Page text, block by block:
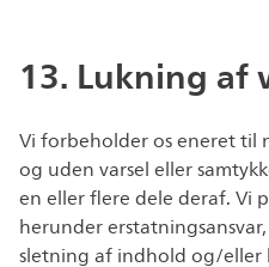
13. Lukning af
Vi forbeholder os eneret til
og uden varsel eller
en eller flere dele deraf. Vi
herunder
sletning af indhold og/